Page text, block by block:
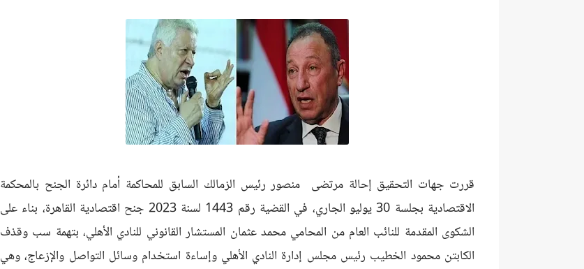
قررت جهات التحقيق إحالة مرتضى منصور رئيس الزمالك السابق للمحاكمة أمام دائرة الجنح بالمحكمة
الاقتصادية بجلسة 30 يوليو الجاري، في القضية رقم 1443 لسنة 2023 جنح اقتصادية القاهرة، بناء على
الشكوى المقدمة للنائب العام من المحامي محمد عثمان المستشار القانوني للنادي الأهلي، بتهمة سب وقذف
الكابتن محمود الخطيب رئيس مجلس إدارة النادي الأهلي وإساءة استخدام وسائل التواصل والإزعاج، وهي